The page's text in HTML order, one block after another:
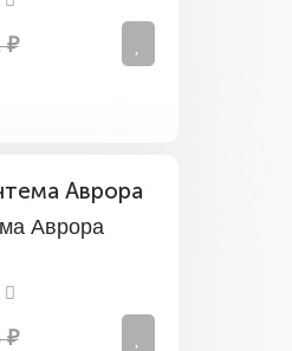
₽
Аврора
₽